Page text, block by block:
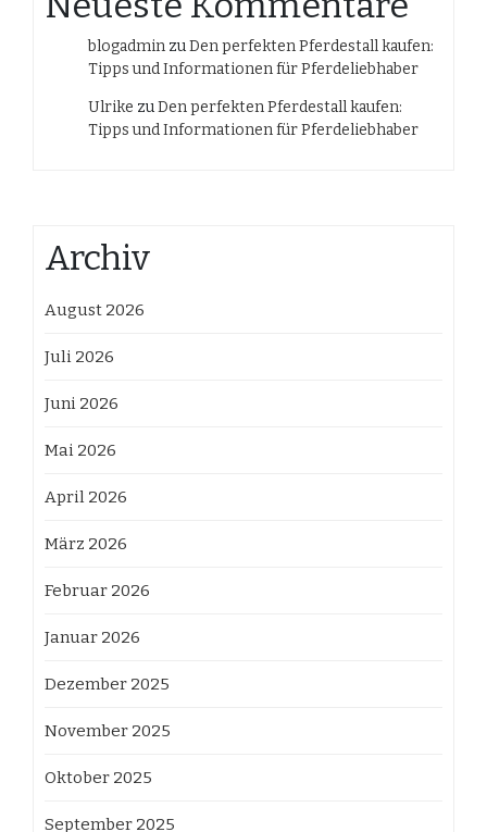
blogadmin zuDen perfekten Pferdestall kaufen:
Tipps und Informationen für Pferdeliebhaber
Ulrike zuDen perfekten Pferdestall kaufen:
Tipps und Informationen für Pferdeliebhaber
Archiv
August 2026
Juli 2026
Juni 2026
Mai 2026
April 2026
März 2026
Februar 2026
Januar 2026
Dezember 2025
November 2025
Oktober 2025
September 2025